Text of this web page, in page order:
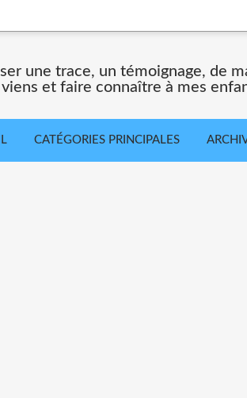
une trace, un témoignage, de
viens et faire connaître à mes
CATÉGORIES PRINCIPALES